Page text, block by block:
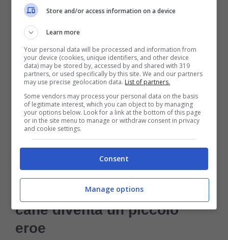
Altri articoli per te:
Lo hanno salvato e hanno vinto alla
lotteria: il gatto rimasto incastrato è
stata una fortuna
Salvata dal padrone violento, Ofelia
può festeggiare il suo compleanno
con chi la ama
Il web si emoziona e quel
cane diventa un piccolo
eroe
Store and/or access information on a device
Learn more
Your personal data will be processed and information from
your device (cookies, unique identifiers, and other device
data) may be stored by, accessed by and shared with 319
partners, or used specifically by this site. We and our partners
may use precise geolocation data. List of partners.
Some vendors may process your personal data on the basis
of legitimate interest, which you can object to by managing
your options below. Look for a link at the bottom of this page
or in the site menu to manage or withdraw consent in privacy
and cookie settings.
Consent
Manage options